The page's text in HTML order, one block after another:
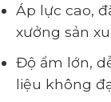
Áp lực cao,
xưởng sản
Độ ẩm lớn,
liệu không